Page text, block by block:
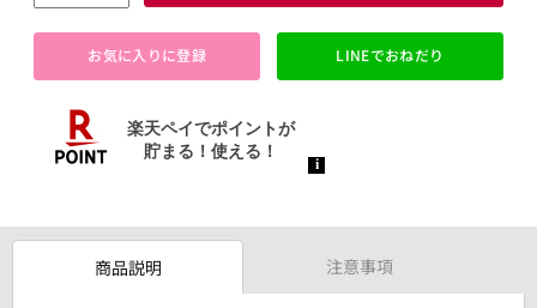
お気に入りに登録 LINEでおねだり
商品説明 注意事項